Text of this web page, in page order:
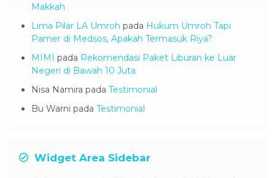
Makkah
Lima Pilar LA Umroh pada Hukum Umroh Tapi
Pamer di Medsos, Apakah Termasuk Riya?
MIMI pada Rekomendasi Paket Liburan ke Luar
Negeri di Bawah 10 Juta
Nisa Namira pada Testimonial
Bu Warni pada Testimonial
Widget Area Sidebar